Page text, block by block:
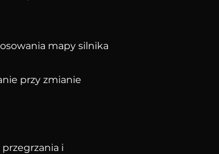
mapy silnika
przy zmianie
i